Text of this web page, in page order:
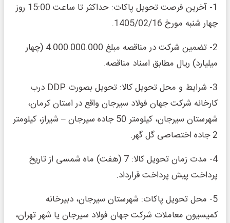
1- آخرین فرصت تحویل پاکات: حداکثر تا ساعت 15:00 روز
چهار شنبه مورخ 1405/02/16.
2- تضمین شرکت در مناقصه مبلغ 4.000.000.000 (چهار
میلیارد) ریال مطابق اسناد مناقصه.
3- شرایط و محل تحویل کالا: تحویل بصورت DDP درب
کارخانه شرکت جهان فولاد سیرجان واقع در استان کرمان،
شهرستان سیرجان، کیلومتر 50 جاده سیرجان – شیراز، کیلومتر
2 جاده اختصاصی گل گهر.
4- مدت زمان تحویل کالا: 7 (هفت) ماه شمسی از تاریخ
پرداخت پیش پرداخت قرارداد.
5- محل تحویل پاکات: شهرستان سیرجان، دبیرخانه
کمیسیون معاملات شرکت جهان فولاد سیرجان یا شهر تهران،